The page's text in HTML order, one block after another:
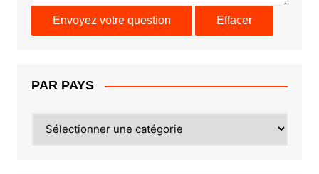
PAR PAYS
PAYS